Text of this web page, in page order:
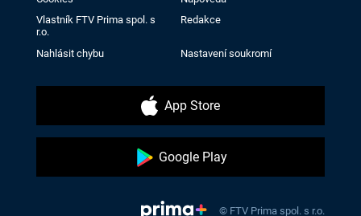
Vlastník FTV Prima spol. s
r.o.
Redakce
Nahlásit chybu Nastavení soukromí
App Store
Google Play
© FTV Prima spol. s r.o.